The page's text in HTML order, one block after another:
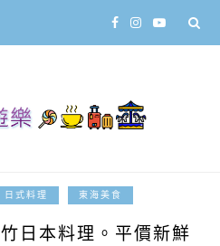
日式料理 東海美食
日本料理。平價新鮮